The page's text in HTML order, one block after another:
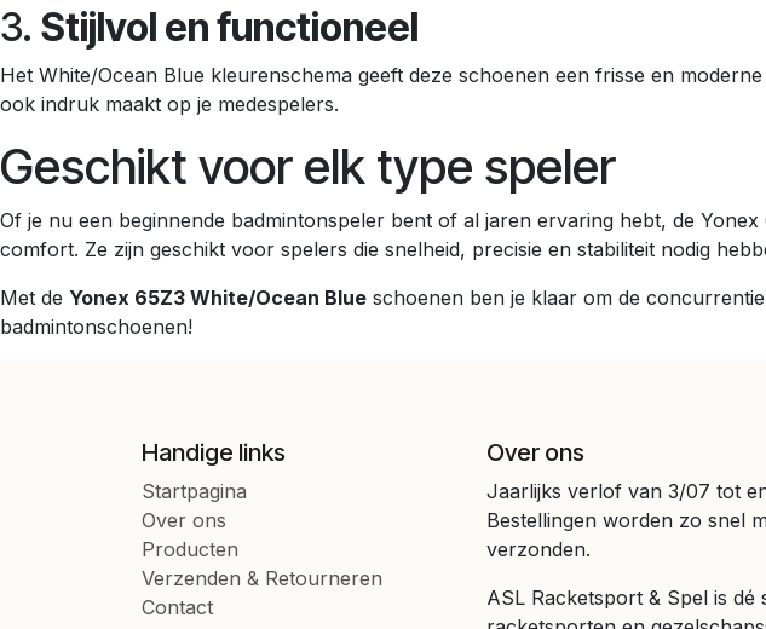
3. Stijlvol en functioneel
Het White/Ocean Blue kleurenschema geeft deze schoenen een frisse en
ook indruk maakt op je medespelers.
Geschikt voor elk type speler
Of je nu een beginnende badmintonspeler bent of al jaren ervaring hebt, de
comfort. Ze zijn geschikt voor spelers die snelheid, precisie en stabiliteit nodig
Met de Yonex 65Z3 White/Ocean Blue schoenen ben je klaar om de
badmintonschoenen!
Handige links
Startpagina
Over ons
Producten
Verzenden & Retourneren
Contact
Over ons
Jaarlijks verlof van 3/07 tot
Bestellingen worden zo snel
verzonden.
ASL Racketsport & Spel is dé